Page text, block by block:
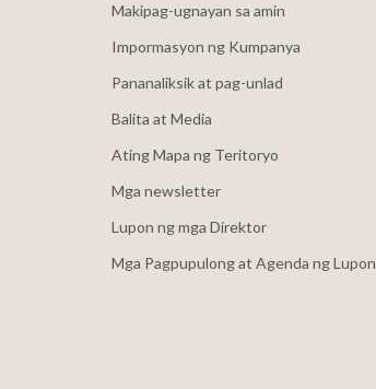
Makipag-ugnayan sa amin
Impormasyon ng Kumpanya
Pananaliksik at pag-unlad
Balita at Media
Ating Mapa ng Teritoryo
Mga newsletter
Lupon ng mga Direktor
Mga Pagpupulong at Agenda ng Lupon